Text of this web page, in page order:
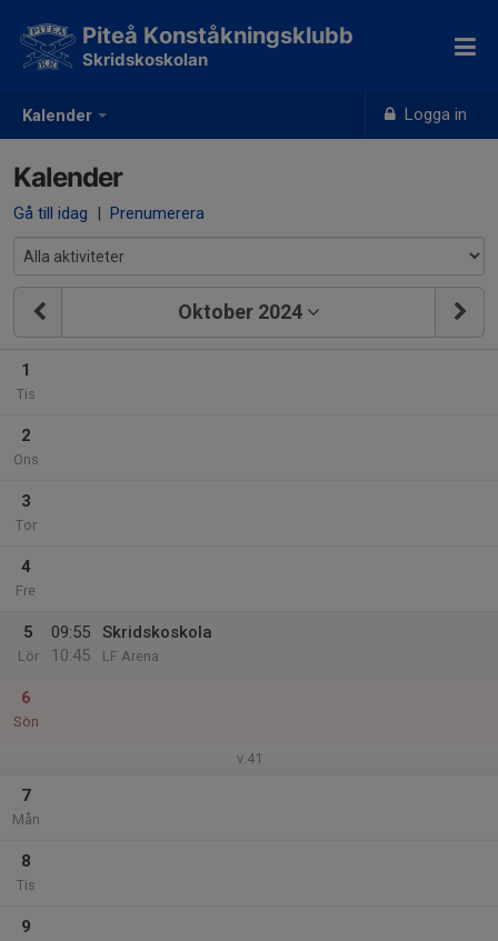
Kalender Logga in
Piteå Konståkningsklubb
Skridskoskolan
Kalender
Gå till idag | Prenumerera
Oktober 2024
1
Tis
2
Ons
3
Tor
4
Fre
5
Lör
09:55
10:45
Skridskoskola
LF Arena
6
Sön
v.41
7
Mån
8
Tis
9